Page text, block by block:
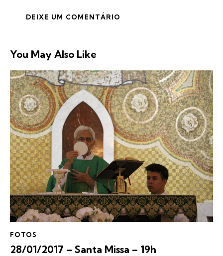
You May Also Like
FOTOS
28/01/2017 – Santa Missa – 19h